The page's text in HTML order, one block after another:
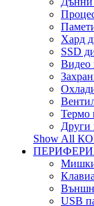
Хард
SSD
Видео
Термо
Други
Show All
USB